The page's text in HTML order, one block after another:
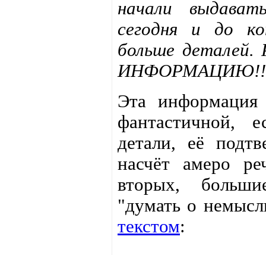
начали
сегодня и до
больше
Эта
фантастичной,
детали, её
насчёт амеро
вторых,
"думать о
текстом: